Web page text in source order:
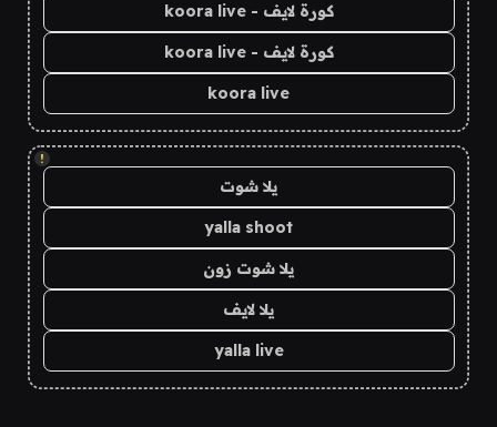
كورة لايف - koora live
كورة لايف - koora live
koora live
!
يلا شوت
yalla shoot
يلا شوت زون
يلا لايف
yalla live